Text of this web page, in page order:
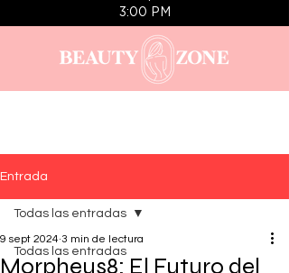
3:00 PM
Entrada
Todas las entradas
Todas las entradas
Morpheus8: El Futuro del
9 sept 2024 3 min de lectura